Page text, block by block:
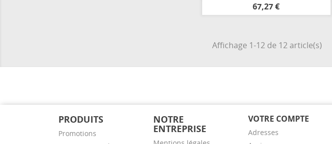
67,27 €
Affichage 1-12 de 12 article(s)
PRODUITS
Promotions
NOTRE
ENTREPRISE
VOTRE COMPTE
Adresses